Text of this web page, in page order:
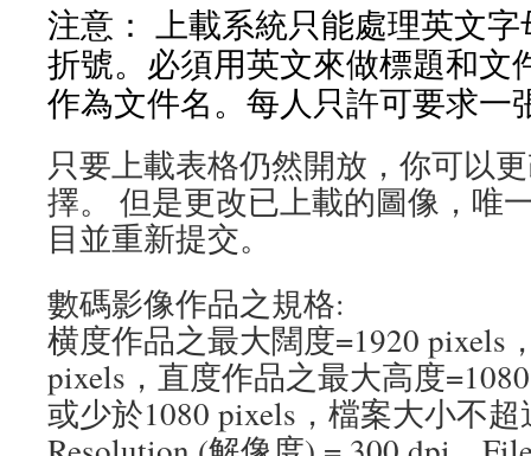
注意： 上載系統只能處理英文
折號。必須用英文來做標題和文
作為文件名。每人只許可要求一
只要上載表格仍然開放，你可以
擇。 但是更改已上載的圖像，唯
目並重新提交。
數碼影像作品之規格:
横度作品之最大闊度=1920 pixels
pixels，直度作品之最大高度
或少於1080 pixels，檔案大小不超